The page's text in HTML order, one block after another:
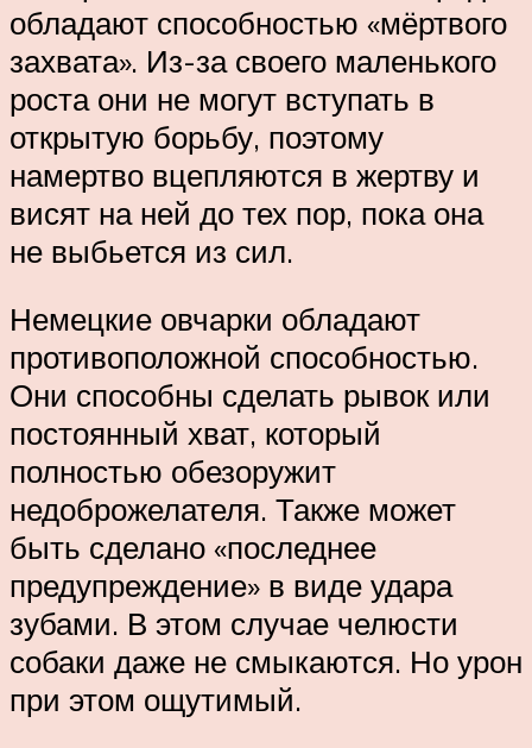
обладают способностью «мёртвого
захвата». Из-за своего маленького
роста они не могут вступать в
открытую борьбу, поэтому
намертво вцепляются в жертву и
висят на ней до тех пор, пока она
не выбьется из сил.
Немецкие овчарки обладают
противоположной способностью.
Они способны сделать рывок или
постоянный хват, который
полностью обезоружит
недоброжелателя. Также может
быть сделано «последнее
предупреждение» в виде удара
зубами. В этом случае челюсти
собаки даже не смыкаются. Но урон
при этом ощутимый.